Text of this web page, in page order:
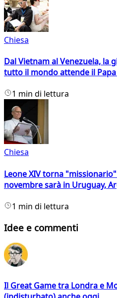
Chiesa
Dal Vietnam al Venezuela, la
tutto il mondo attende il Papa
1 min di lettura
Chiesa
Leone XIV torna
novembre sarà in Uruguay,
1 min di lettura
Idee e commenti
Il Great Game tra Londra e